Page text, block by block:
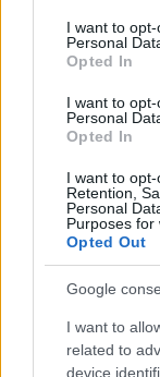
consent section.
I want to
Personal
Opted In
I want to
Personal
Opted In
I want to opt-
Retention,
Personal
Purposes for
Opted Out
Google
I want to
related to
device
Atención
una fotografía
gustaría? Hacer
entablar vínculos
Adáptate a